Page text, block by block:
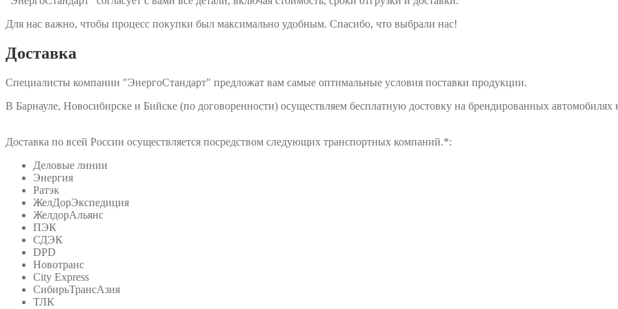
Для нас важно, чтобы процесс покупки был максимально удобным. Спасибо, что выбрали нас!
Доставка
Специалисты компании "ЭнергоСтандарт" предложат вам самые оптимальные условия поставки продукции.
В Барнауле, Новосибирске и Бийске (по договоренности) осуществляем бесплатную достовку на брендированных автомобилях
Доставка по всей России осуществляется посредством следующих транспортных компаний.*:
Деловые линии
Энергия
Ратэк
ЖелДорЭкспедиция
ЖелдорАльянс
ПЭК
СДЭК
DPD
Новотранс
City Express
СибирьТрансАзия
ТЛК